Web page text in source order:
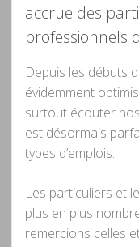
accrue des
professionnels
Depuis les débuts
évidemment
surtout écouter
est désormais
types d’emplois.
Les particuliers et
plus en plus
remercions celles